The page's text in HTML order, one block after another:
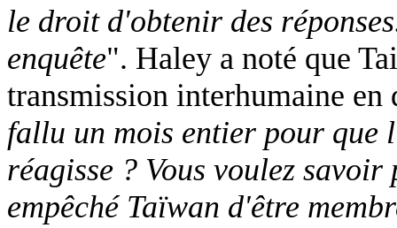
le droit d'obtenir des
enquête". Haley a noté que
transmission interhumaine
fallu un mois entier pour que
réagisse ? Vous voulez
empêché Taïwan d'être